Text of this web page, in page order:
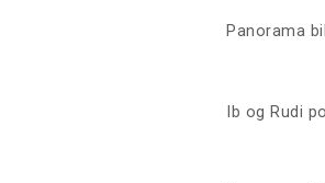
Panorama
Ib og Rudi